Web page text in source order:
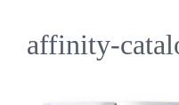
affinity-